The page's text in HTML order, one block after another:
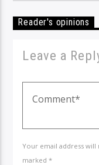
Reader's opinions
Leave a
Your email address
marked *